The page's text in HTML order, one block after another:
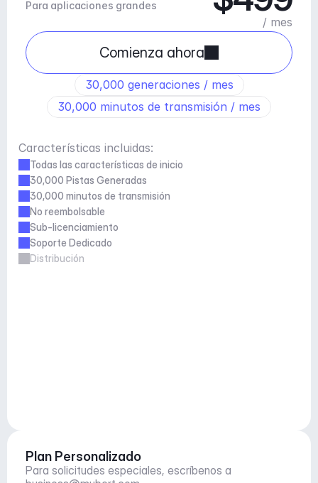
Para aplicaciones grandes
/ mes
Comienza ahora
30,000 generaciones / mes
30,000 minutos de transmisión / mes
Características incluidas:
Todas las características de inicio
30,000 Pistas Generadas
30,000 minutos de transmisión
No reembolsable
Sub-licenciamiento
Soporte Dedicado
Distribución
Plan Personalizado